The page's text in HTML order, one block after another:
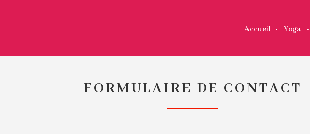
Accueil• Yoga•
FORMULAIRE DE CONTACT